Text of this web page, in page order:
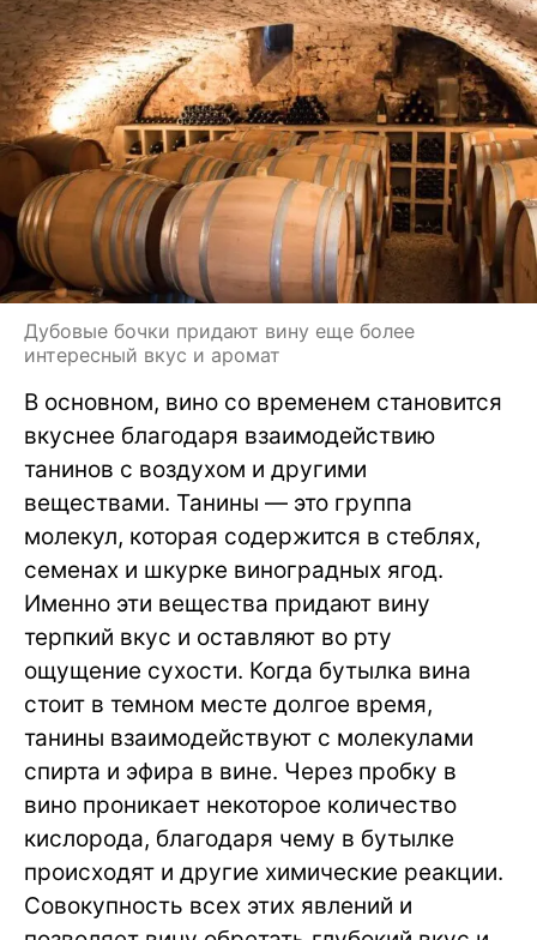
Дубовые бочки придают вину еще более
интересный вкус и аромат
В основном, вино со временем становится
вкуснее благодаря взаимодействию
танинов с воздухом и другими
веществами. Танины — это группа
молекул, которая содержится в стеблях,
семенах и шкурке виноградных ягод.
Именно эти вещества придают вину
терпкий вкус и оставляют во рту
ощущение сухости. Когда бутылка вина
стоит в темном месте долгое время,
танины взаимодействуют с молекулами
спирта и эфира в вине. Через пробку в
вино проникает некоторое количество
кислорода, благодаря чему в бутылке
происходят и другие химические реакции.
Совокупность всех этих явлений и